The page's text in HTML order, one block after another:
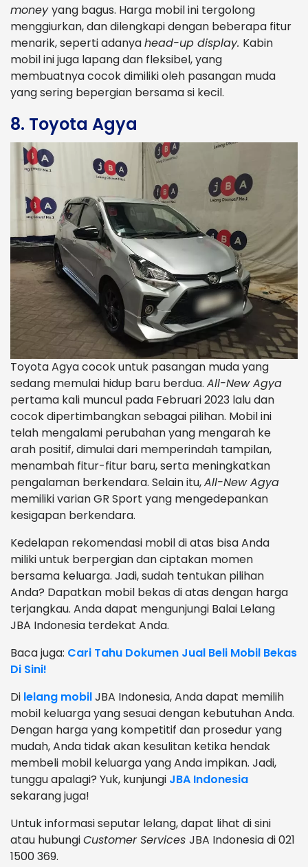
moneyyang bagus. Harga mobil ini tergolong
menggiurkan, dan dilengkapi dengan beberapa fitur
menarik, seperti adanyahead-up display. Kabin
mobil ini juga lapang dan fleksibel, yang
membuatnya cocok dimiliki oleh pasangan muda
yang sering bepergian bersama si kecil.
8. Toyota Agya
Toyota Agya cocok untuk pasangan muda yang
sedang memulai hidup baru berdua. All-New Agya
pertama kali muncul pada Februari 2023 lalu dan
cocok dipertimbangkan sebagai pilihan. Mobil ini
telah mengalami perubahan yang mengarah ke
arah positif, dimulai dari memperindah tampilan,
menambah fitur-fitur baru, serta meningkatkan
pengalaman berkendara. Selain itu,All-New Agya
memiliki varian GR Sport yang mengedepankan
kesigapan berkendara.
Kedelapan rekomendasi mobil di atas bisa Anda
miliki untuk berpergian dan ciptakan momen
bersama keluarga. Jadi, sudah tentukan pilihan
Anda? Dapatkan mobil bekas di atas dengan harga
terjangkau. Anda dapat mengunjungi Balai Lelang
JBA Indonesia terdekat Anda.
Baca juga: Cari Tahu Dokumen Jual Beli Mobil Bekas
Di Sini!
Di lelang mobilJBA Indonesia, Anda dapat memilih
mobil keluarga yang sesuai dengan kebutuhan Anda.
Dengan harga yang kompetitif dan prosedur yang
mudah, Anda tidak akan kesulitan ketika hendak
membeli mobil keluarga yang Anda impikan. Jadi,
tunggu apalagi? Yuk, kunjungi JBA Indonesia
sekarang juga!
Untuk informasi seputar lelang, dapat lihat di sini
atau hubungiCustomer Services JBA Indonesia di 021
1500 369.